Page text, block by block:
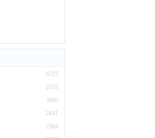
6725
2553
3080
2641
2504